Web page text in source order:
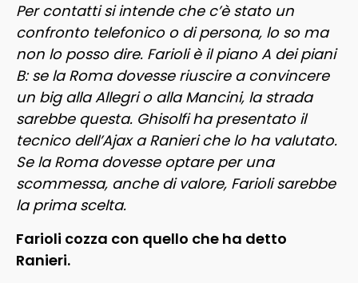
Per contatti si intende che c’è stato un
confronto telefonico o di persona, lo so ma
non lo posso dire. Farioli è il piano A dei piani
B: se la Roma dovesse riuscire a convincere
un big alla Allegri o alla Mancini, la strada
sarebbe questa. Ghisolfi ha presentato il
tecnico dell’Ajax a Ranieri che lo ha valutato.
Se la Roma dovesse optare per una
scommessa, anche di valore, Farioli sarebbe
la prima scelta.
Farioli cozza con quello che ha detto
Ranieri.